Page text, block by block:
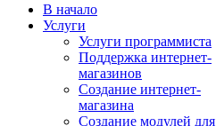
В начало
Услуги
Услуги программиста
Поддержка интернет-
магазинов
Создание интернет-
магазина
Создание модулей для